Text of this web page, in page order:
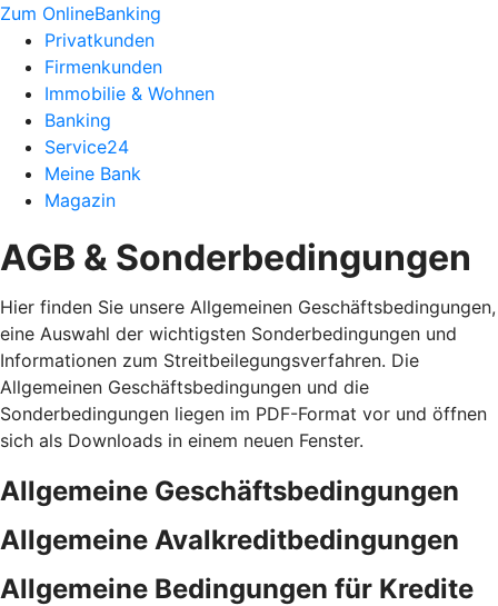
Zum OnlineBanking
Privatkunden
Firmenkunden
Immobilie & Wohnen
Banking
Service24
Meine Bank
Magazin
AGB & Sonderbedingungen
Hier finden Sie unsere Allgemeinen Geschäftsbedingungen,
eine Auswahl der wichtigsten Sonderbedingungen und
Informationen zum Streitbeilegungsverfahren. Die
Allgemeinen Geschäftsbedingungen und die
Sonderbedingungen liegen im PDF-Format vor und öffnen
sich als Downloads in einem neuen Fenster.
Allgemeine Geschäftsbedingungen
Allgemeine Avalkreditbedingungen
Allgemeine Bedingungen für Kredite